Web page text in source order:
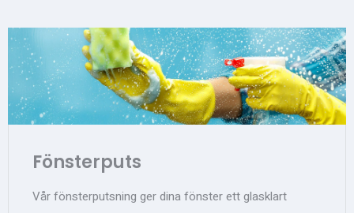
Fönsterputs
Vår fönsterputsning ger dina fönster ett glasklart